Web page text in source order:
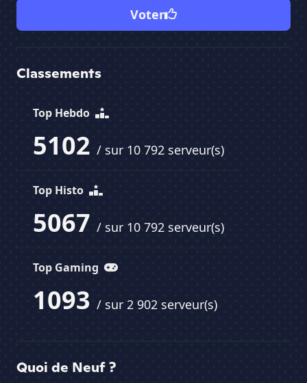
Voter
Classements
Top Hebdo
5102 / sur 10 792 serveur(s)
Top Histo
5067 / sur 10 792 serveur(s)
Top Gaming
1093 / sur 2 902 serveur(s)
Quoi de Neuf ?